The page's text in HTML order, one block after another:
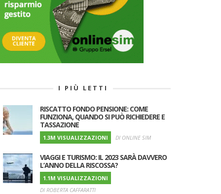
I PIÙ LETTI
RISCATTO FONDO PENSIONE: COME
FUNZIONA, QUANDO SI PUÒ RICHIEDERE E
TASSAZIONE
1.3M VISUALIZZAZIONI DI ONLINE SIM
VIAGGI E TURISMO: IL 2023 SARÀ DAVVERO
L’ANNO DELLA RISCOSSA?
1.1M VISUALIZZAZIONI
DI ROBERTA CAFFARATTI